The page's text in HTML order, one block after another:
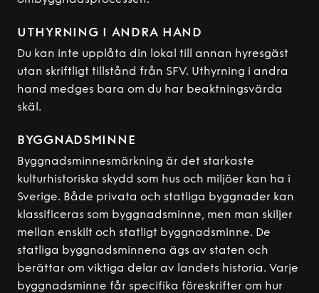
UTHYRNING I ANDRA HAND
Du kan inte upplåta din lokal till annan hyresgäst
utan skriftligt tillstånd från SFV. Uthyrning i andra
hand medges bara om du har beaktningsvärda
skäl.
BYGGNADSMINNE
Byggnadsminnesmärkning är det starkaste
kulturhistoriska skydd som hus och miljöer kan ha i
Sverige. Både privata och statliga byggnader kan
klassificeras som byggnadsminne, men man skiljer
mellan enskilt och statligt byggnadsminne. De
statliga byggnadsminnena ägs av staten och
berättar om viktiga delar av landets historia. Varje
byggnadsminne får specifika föreskrifter om hur